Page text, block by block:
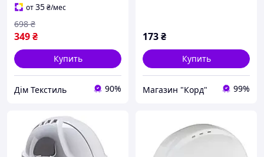
от35₴/мес
349₴
698 ₴
Купить
Дім Текстиль 90%
173₴
Купить
Магазин "Корд" 99%